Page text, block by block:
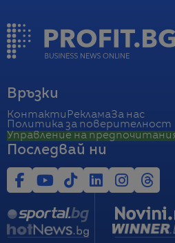
Връзки
Контакти РекламаЗа нас
Политика за поверителност
Управление на
Последвай ни